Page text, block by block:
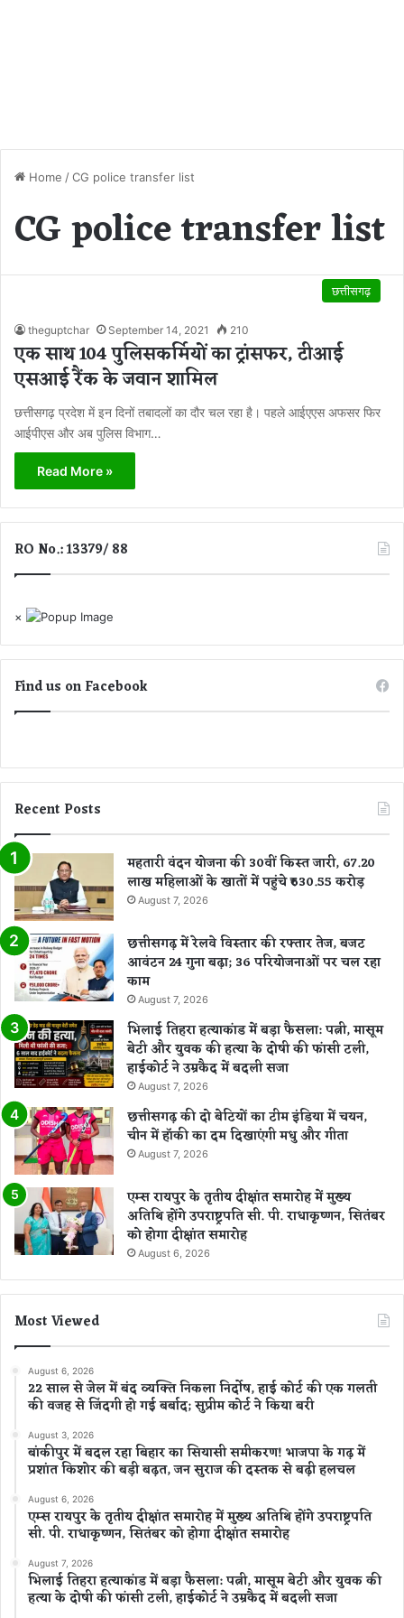
Home /CG police transfer list
CG police transfer list
छत्तीसगढ़
theguptchar September 14, 2021 210
एक साथ 104 पुलिसकर्मियों का ट्रांसफर, टीआई
एसआई रैंक के जवान शामिल
छत्तीसगढ़ प्रदेश में इन दिनों तबादलों का दौर चल रहा है। पहले आईएएस अफसर फिर
आईपीएस और अब पुलिस विभाग…
Read More »
RO No.: 13379/ 88
×
Find us on Facebook
Recent Posts
महतारी वंदन योजना की 30वीं किस्त जारी, 67.20
लाख महिलाओं के खातों में पहुंचे ₹630.55 करोड़
August 7, 2026
छत्तीसगढ़ में रेलवे विस्तार की रफ्तार तेज, बजट
आवंटन 24 गुना बढ़ा; 36 परियोजनाओं पर चल रहा
काम
August 7, 2026
भिलाई तिहरा हत्याकांड में बड़ा फैसला: पत्नी, मासूम
बेटी और युवक की हत्या के दोषी की फांसी टली,
हाईकोर्ट ने उम्रकैद में बदली सजा
August 7, 2026
छत्तीसगढ़ की दो बेटियों का टीम इंडिया में चयन,
चीन में हॉकी का दम दिखाएंगी मधु और गीता
August 7, 2026
एम्स रायपुर के तृतीय दीक्षांत समारोह में मुख्य
अतिथि होंगे उपराष्ट्रपति सी. पी. राधाकृष्णन, सितंबर
को होगा दीक्षांत समारोह
August 6, 2026
Most Viewed
August 6, 2026
22 साल से जेल में बंद व्यक्ति निकला निर्दोष, हाई कोर्ट की एक गलती
की वजह से जिंदगी हो गई बर्बाद; सुप्रीम कोर्ट ने किया बरी
August 3, 2026
बांकीपुर में बदल रहा बिहार का सियासी समीकरण! भाजपा के गढ़ में
प्रशांत किशोर की बड़ी बढ़त, जन सुराज की दस्तक से बढ़ी हलचल
August 6, 2026
एम्स रायपुर के तृतीय दीक्षांत समारोह में मुख्य अतिथि होंगे उपराष्ट्रपति
सी. पी. राधाकृष्णन, सितंबर को होगा दीक्षांत समारोह
August 7, 2026
भिलाई तिहरा हत्याकांड में बड़ा फैसला: पत्नी, मासूम बेटी और युवक की
हत्या के दोषी की फांसी टली, हाईकोर्ट ने उम्रकैद में बदली सजा